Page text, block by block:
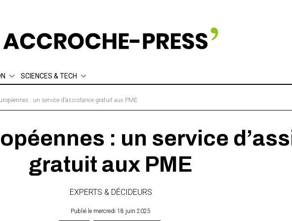
SCIENCES & TECH
Sociologie
: un service d’assistance gratuit aux PME
: un service
gratuit aux PME
EXPERTS & DÉCIDEURS
Publié le mercredi 18 juin 2025